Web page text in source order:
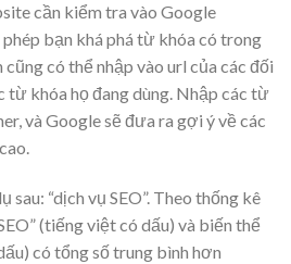
cần kiểm tra vào Google
bạn khá phá từ khóa có trong
có thể nhập vào url của các đối
từ khóa họ đang dùng. Nhập các từ
và Google sẽ đưa ra gợi ý về các
“dịch vụ SEO”. Theo thống kê
(tiếng việt có dấu) và biến thể
có tổng số trung bình hơn